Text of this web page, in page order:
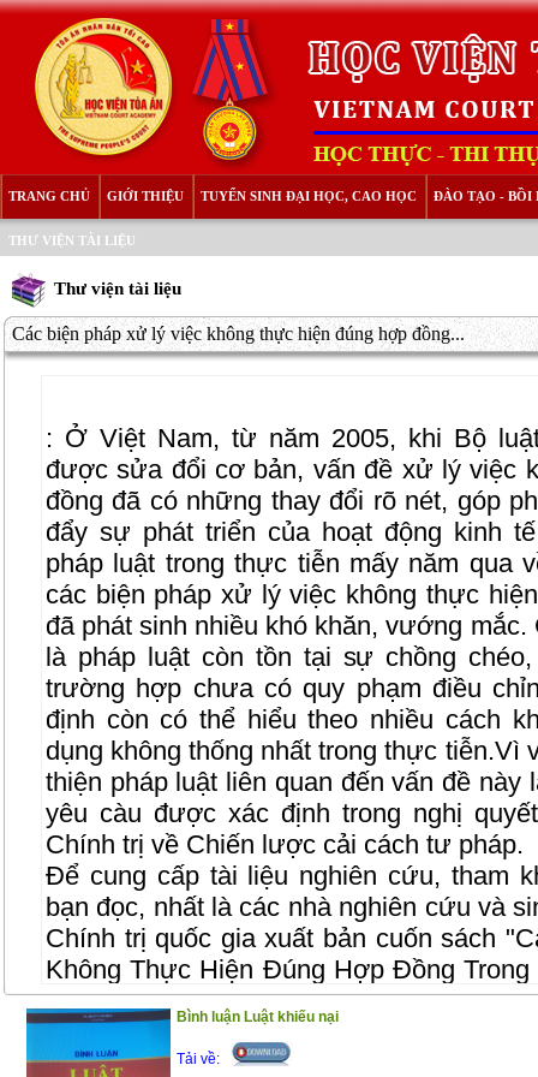
TRANG CHỦ GIỚI THIỆU TUYỂN SINH ĐẠI HỌC, CAO HỌC ĐÀO TẠO - BỒI
THƯ VIỆN TÀI LIỆU
Thư viện tài liệu
Các biện pháp xử lý việc không thực hiện đúng hợp đồng...
: Ở Việt Nam, từ năm 2005, khi Bộ
được sửa đổi cơ bản, vấn đề xử lý việc
đồng đã có những thay đổi rõ nét, góp
đẩy sự phát triển của hoạt động kinh
pháp luật trong thực tiễn mấy năm qua
các biện pháp xử lý việc không thực
đã phát sinh nhiều khó khăn, vướng mắc.
là pháp luật còn tồn tại sự chồng
trường hợp chưa có quy phạm điều
định còn có thể hiểu theo nhiều cách
dụng không thống nhất trong thực tiễn.Vì
thiện pháp luật liên quan đến vấn đề này
yêu càu được xác định trong nghị
Chính trị về Chiến lược cải cách tư pháp.
Để cung cấp tài liệu nghiên cứu, tham
bạn đọc, nhất là các nhà nghiên cứu và
Chính trị quốc gia xuất bản cuốn sách "
Không Thực Hiện Đúng Hợp Đồng Trong
TS. Đỗ Văn Đại. Nội dung của cuốn
từ kết quả nghiên cứu của đề tài khoa
cuốn sách được trình bày một cách có
Bình luận Luật khiếu nại
Tải về: